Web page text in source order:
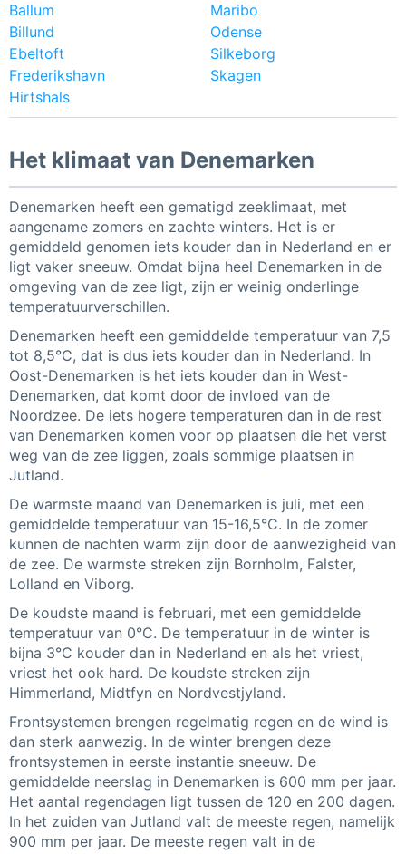
Ballum
Billund
Ebeltoft
Frederikshavn
Hirtshals
Maribo
Odense
Silkeborg
Skagen
Het klimaat van Denemarken
Denemarken heeft een gematigd zeeklimaat, met
aangename zomers en zachte winters. Het is er
gemiddeld genomen iets kouder dan in Nederland en er
ligt vaker sneeuw. Omdat bijna heel Denemarken in de
omgeving van de zee ligt, zijn er weinig onderlinge
temperatuurverschillen.
Denemarken heeft een gemiddelde temperatuur van 7,5
tot 8,5°C, dat is dus iets kouder dan in Nederland. In
Oost-Denemarken is het iets kouder dan in West-
Denemarken, dat komt door de invloed van de
Noordzee. De iets hogere temperaturen dan in de rest
van Denemarken komen voor op plaatsen die het verst
weg van de zee liggen, zoals sommige plaatsen in
Jutland.
De warmste maand van Denemarken is juli, met een
gemiddelde temperatuur van 15-16,5°C. In de zomer
kunnen de nachten warm zijn door de aanwezigheid van
de zee. De warmste streken zijn Bornholm, Falster,
Lolland en Viborg.
De koudste maand is februari, met een gemiddelde
temperatuur van 0°C. De temperatuur in de winter is
bijna 3°C kouder dan in Nederland en als het vriest,
vriest het ook hard. De koudste streken zijn
Himmerland, Midtfyn en Nordvestjyland.
Frontsystemen brengen regelmatig regen en de wind is
dan sterk aanwezig. In de winter brengen deze
frontsystemen in eerste instantie sneeuw. De
gemiddelde neerslag in Denemarken is 600 mm per jaar.
Het aantal regendagen ligt tussen de 120 en 200 dagen.
In het zuiden van Jutland valt de meeste regen, namelijk
900 mm per jaar. De meeste regen valt in de